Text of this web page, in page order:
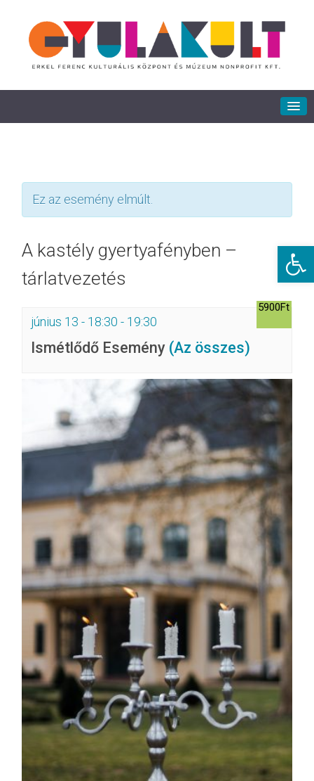
Ez az esemény elmúlt.
A kastély gyertyafényben –
tárlatvezetés
június 13 - 18:30 - 19:30
Ismétlődő Esemény (Az összes)
5900Ft